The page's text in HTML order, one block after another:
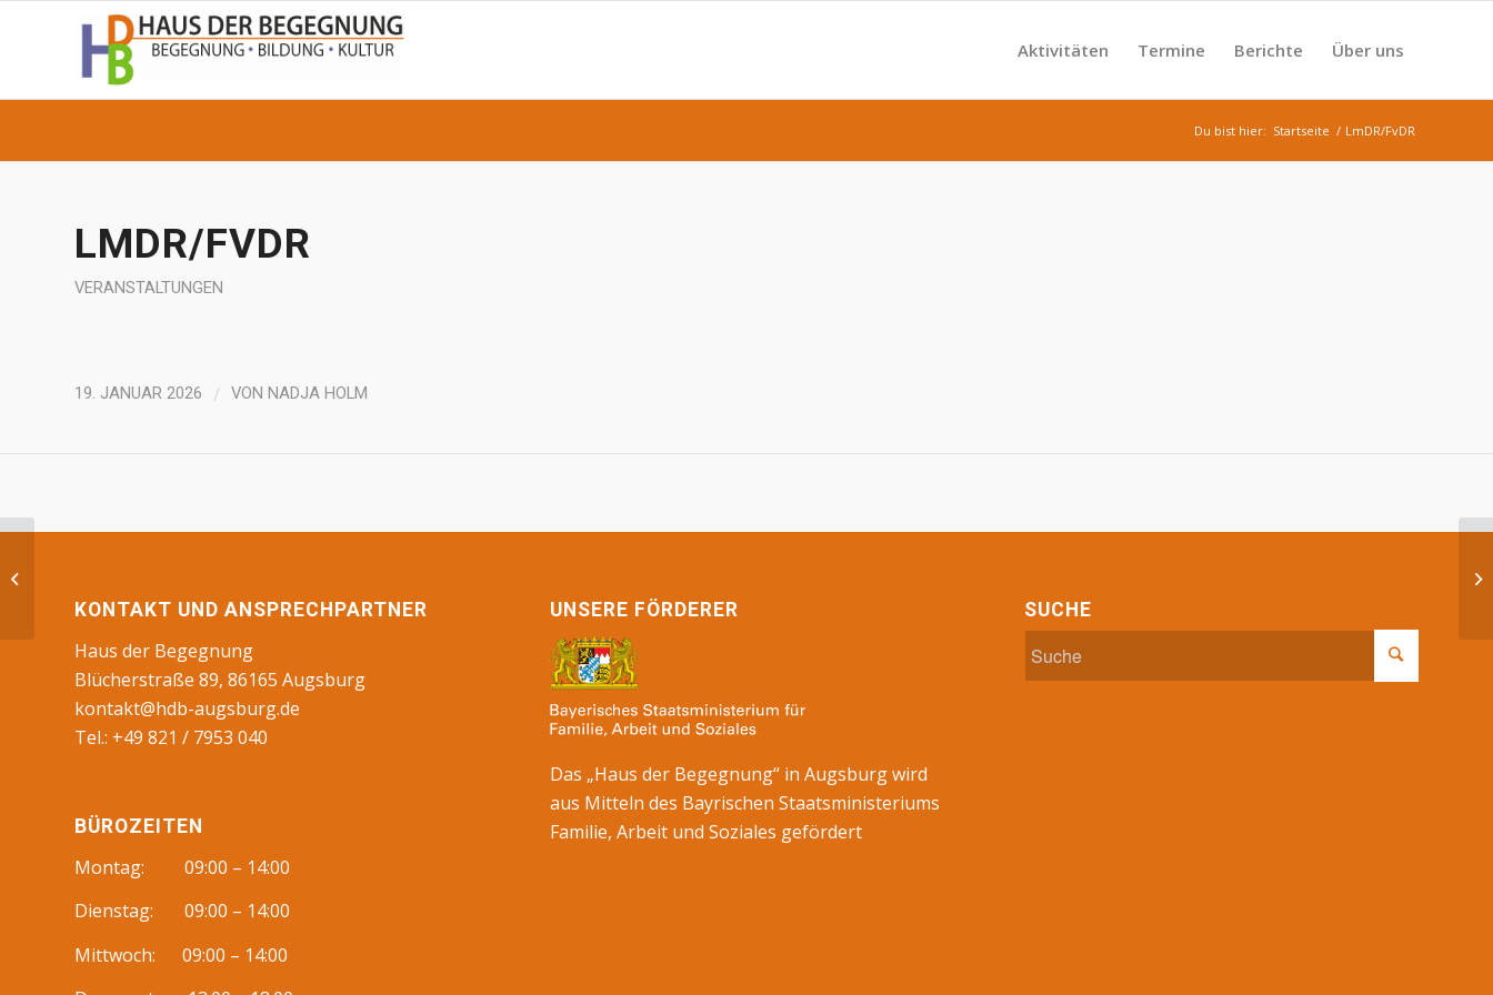
Aktivitäten Termine Berichte Über uns
Du bist hier: Startseite / LmDR/FvDR
LMDR/FVDR
VERANSTALTUNGEN
19. JANUAR 2026 / VON NADJA HOLM
KONTAKT UND ANSPRECHPARTNER
Haus der Begegnung
Blücherstraße 89, 86165 Augsburg
kontakt@hdb-augsburg.de
Tel.: +49 821 / 7953 040
BÜROZEITEN
Montag: 09:00 – 14:00
Dienstag: 09:00 – 14:00
Mittwoch: 09:00 – 14:00
UNSERE FÖRDERER
Das „Haus der Begegnung“ in Augsburg wird
aus Mitteln des Bayrischen Staatsministeriums
Familie, Arbeit und Soziales gefördert
SUCHE